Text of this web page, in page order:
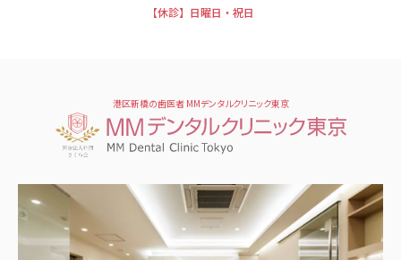
【休診】日曜日・祝日
港区新橋の歯医者 MMデンタルクリニック東京